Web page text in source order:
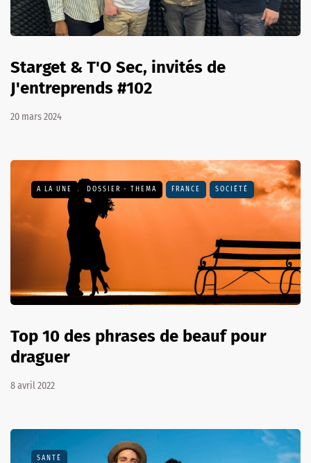
Starget & T'O Sec, invités de
J'entreprends #102
20 mars 2024
A LA UNE DOSSIER - THEMA FRANCE SOCIÉTÉ
Top 10 des phrases de beauf pour
draguer
8 avril 2022
SANTÉ